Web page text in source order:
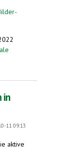
external)
in
in
11 09:13
aktive